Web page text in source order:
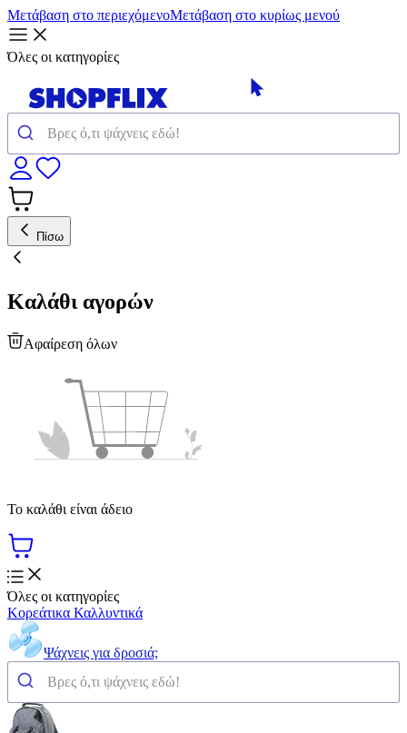
Μετάβαση στο περιεχόμενοΜετάβαση στο κυρίως μενού
Όλες οι κατηγορίες
Πίσω
Καλάθι αγορών
Αφαίρεση όλων
Το καλάθι είναι άδειο
Όλες οι κατηγορίες
Κορεάτικα Καλλυντικά
Ψάχνεις για δροσιά;